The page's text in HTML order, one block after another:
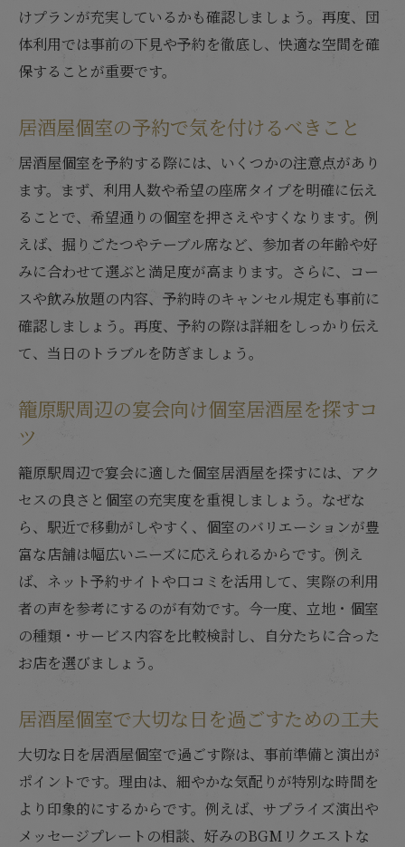
けプランが充実しているかも確認しましょう。再度、団
体利用では事前の下見や予約を徹底し、快適な空間を確
保することが重要です。
居酒屋個室の予約で気を付けるべきこと
居酒屋個室を予約する際には、いくつかの注意点があり
ます。まず、利用人数や希望の座席タイプを明確に伝え
ることで、希望通りの個室を押さえやすくなります。例
えば、掘りごたつやテーブル席など、参加者の年齢や好
みに合わせて選ぶと満足度が高まります。さらに、コー
スや飲み放題の内容、予約時のキャンセル規定も事前に
確認しましょう。再度、予約の際は詳細をしっかり伝え
て、当日のトラブルを防ぎましょう。
籠原駅周辺の宴会向け個室居酒屋を探すコ
ツ
籠原駅周辺で宴会に適した個室居酒屋を探すには、アク
セスの良さと個室の充実度を重視しましょう。なぜな
ら、駅近で移動がしやすく、個室のバリエーションが豊
富な店舗は幅広いニーズに応えられるからです。例え
ば、ネット予約サイトや口コミを活用して、実際の利用
者の声を参考にするのが有効です。今一度、立地・個室
の種類・サービス内容を比較検討し、自分たちに合った
お店を選びましょう。
居酒屋個室で大切な日を過ごすための工夫
大切な日を居酒屋個室で過ごす際は、事前準備と演出が
ポイントです。理由は、細やかな気配りが特別な時間を
より印象的にするからです。例えば、サプライズ演出や
メッセージプレートの相談、好みのBGMリクエストな